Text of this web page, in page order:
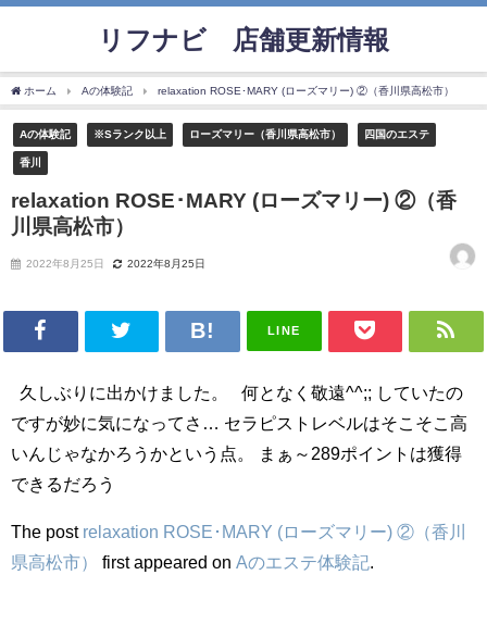
リフナビ®店舗更新情報
ホーム Aの体験記 relaxation ROSE･MARY (ローズマリー) ②（香川県高松市）
Aの体験記 ※Sランク以上 ローズマリー（香川県高松市） 四国のエステ
香川
relaxation ROSE･MARY (ローズマリー) ②（香
川県高松市）
2022年8月25日 2022年8月25日
LINE
久しぶりに出かけました。 何となく敬遠^^;; していたの
ですが妙に気になってさ… セラピストレベルはそこそこ高
いんじゃなかろうかという点。 まぁ～289ポイントは獲得
できるだろう
The post relaxation ROSE･MARY (ローズマリー) ②（香川
県高松市）
first appeared on Aのエステ体験記